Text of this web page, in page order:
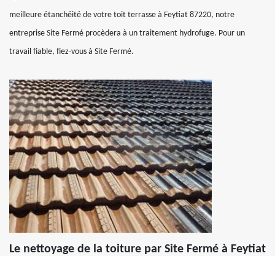
meilleure étanchéité de votre toit terrasse à Feytiat 87220, notre
entreprise Site Fermé procèdera à un traitement hydrofuge. Pour un
travail fiable, fiez-vous à Site Fermé.
Le nettoyage de la toiture par Site Fermé à Feytiat